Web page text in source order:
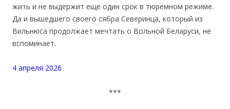
жить и не выдержит еще один срок в тюремном режиме.
Да и вышедшего своего сябра Северинца, который из
Вильнюса продолжает мечтать о Вольной Беларуси, не
вспоминает.
4 апреля 2026
***